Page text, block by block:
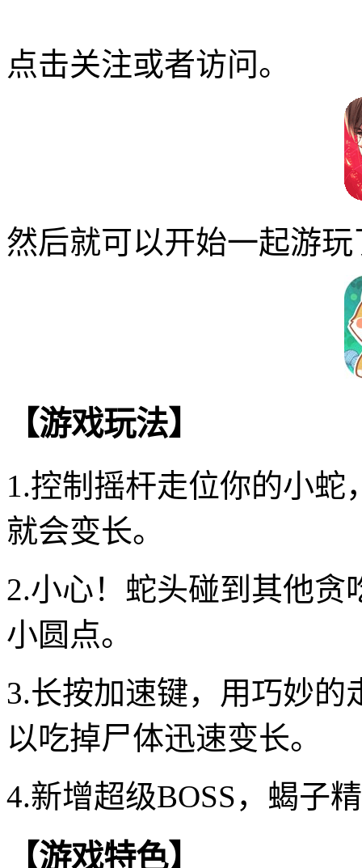
点击关注或者访问。
然后就可以开始一起游玩
【游戏玩法】
1.控制摇杆走位你的小
就会变长。
2.小心！蛇头碰到其他
小圆点。
3.长按加速键，用巧妙
以吃掉尸体迅速变长。
4.新增超级BOSS，蝎子
【游戏特色】